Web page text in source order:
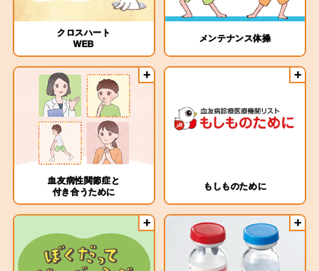
クロスハート
WEB
メンテナンス体操
血友病性関節症と
付き合うために
もしものために